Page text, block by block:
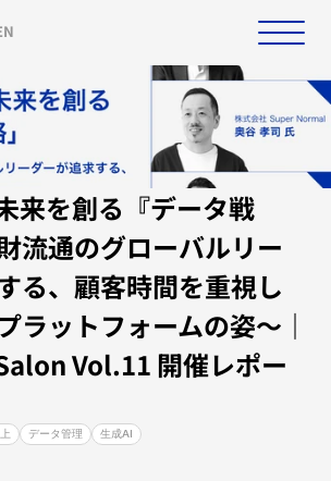
お問い合わせ
来を創る『データ戦
流通のグローバルリー
る、顧客時間を重視し
ラットフォームの姿〜｜
Vol.11 開催レポー
データ管理 生成AI